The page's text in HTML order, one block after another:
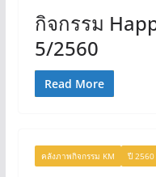
กิจกรรม
5/2560
Read More
คลังภาพกิจกรรม KM ปี 2560